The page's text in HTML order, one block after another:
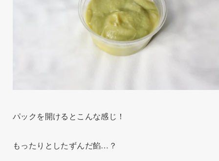
パックを開けるとこんな感じ！
もったりとしたずんだ餡…？